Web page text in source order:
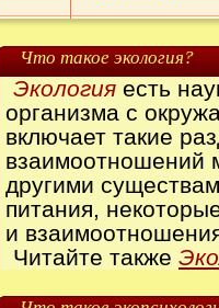
Что такое экология?
Экология есть
организма с
включает такие
другими
питания,
и
Читайте также